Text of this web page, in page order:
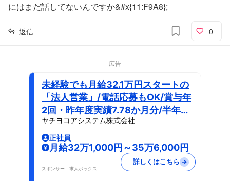
にはまだ話してないんですか&#x{11:F9A8};
返信 0
広告
未経験でも月給32.1万円スタートの
「法人営業」/電話応募もOK/賞与年
2回・昨年度実績7.78か月分/半年間
は売上目標なし・神田
ヤチヨコアシステム株式会社
正社員
月給32万1,000円～35万6,000円
スポンサー：求人ボックス
詳しくはこちら